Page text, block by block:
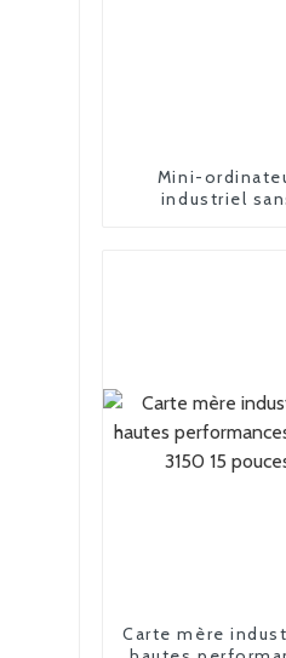
Mini-
industriel
Carte mère